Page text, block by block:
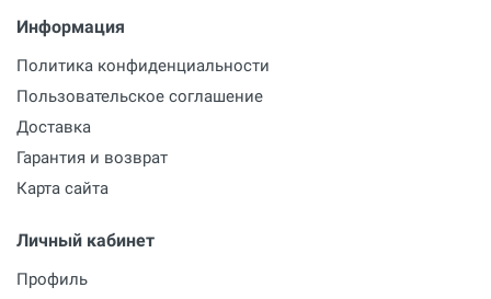
Информация
Политика конфиденциальности
Пользовательское соглашение
Доставка
Гарантия и возврат
Карта сайта
Личный кабинет
Профиль